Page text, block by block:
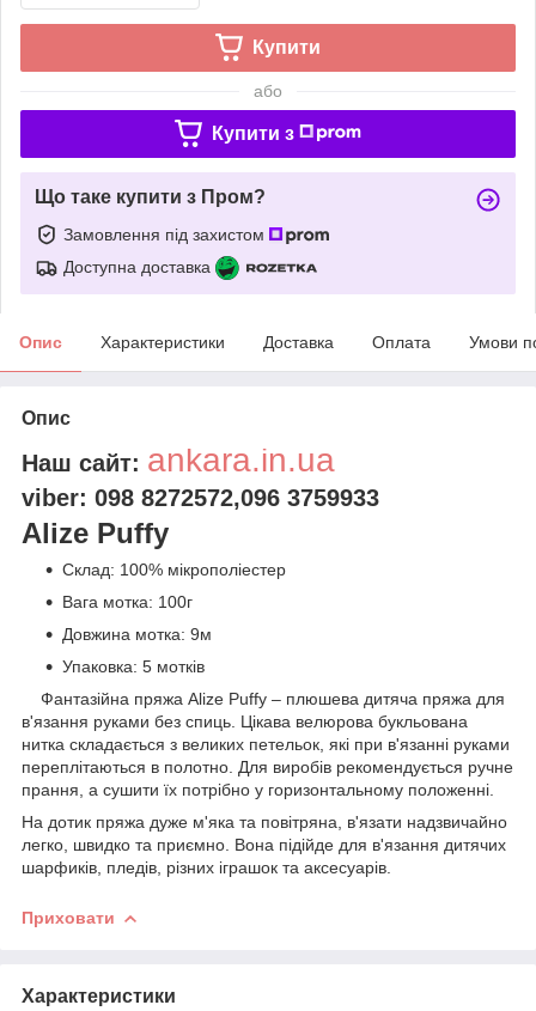
Купити
або
Купити з
Що таке купити з Пром?
Замовлення під захистом
Доступна доставка
Опис Характеристики Доставка Оплата Умови
Опис
Наш сайт: ankara.in.ua
viber: 098 8272572,096 3759933
Alize Puffy
Склад: 100% мікрополіестер
Вага мотка: 100г
Довжина мотка: 9м
Упаковка: 5 мотків
Фантазійна пряжа Alize Puffy – плюшева дитяча пряжа для
в'язання руками без спиць. Цікава велюрова букльована
нитка складається з великих петельок, які при в'язанні руками
переплітаються в полотно. Для виробів рекомендується ручне
прання, а сушити їх потрібно у горизонтальному положенні.
На дотик пряжа дуже м'яка та повітряна, в'язати надзвичайно
легко, швидко та приємно. Вона підійде для в'язання дитячих
шарфиків, пледів, різних іграшок та аксесуарів.
Приховати
Характеристики